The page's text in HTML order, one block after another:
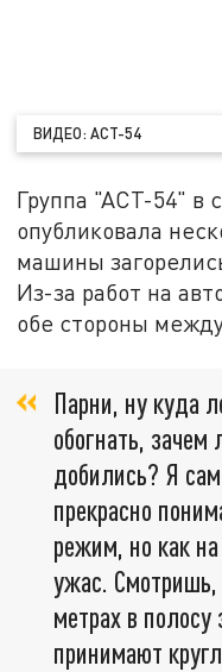
ВИДЕО: АСТ-54
Группа "АСТ-54" в
опубликовала
машины
Из-за работ на
обе стороны
Парни, ну куда
обогнать, зачем
добились? Я
прекрасно
режим, но как
ужас. Смотришь,
метрах в полосу
принимают